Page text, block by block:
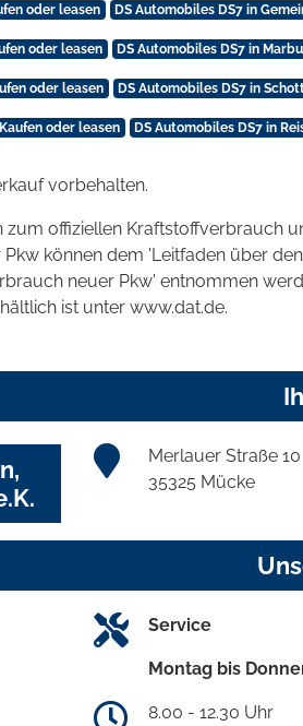
oder leasen DS Automobiles DS7 in
oder leasen DS Automobiles DS7 in
oder leasen DS Automobiles DS7 in
oder leasen DS Automobiles DS7 in
vorbehalten.
zum offiziellen Kraftstoffverbrauch
können dem 'Leitfaden über
neuer Pkw' entnommen
ist unter www.dat.de.
Merlauer Straße 10
35325 Mücke
Service
Montag bis
8.00 - 12.30 Uhr